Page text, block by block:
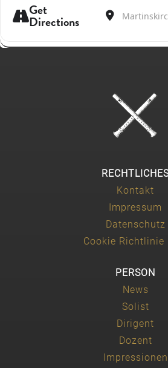
Get
Directions
Address -Destination
Kontakt
Impressum
Datenschutz
Cookie Richtlinie
PERSON
News
Solist
Dirigent
Dozent
Impressionen